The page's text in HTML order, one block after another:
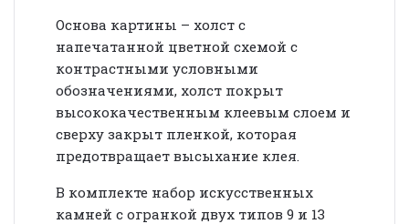
Основа картины – холст с
напечатанной цветной схемой с
контрастными условными
обозначениями, холст покрыт
высококачественным клеевым слоем и
сверху закрыт пленкой, которая
предотвращает высыхание клея.
В комплекте набор искусственных
камней с огранкой двух типов 9 и 13